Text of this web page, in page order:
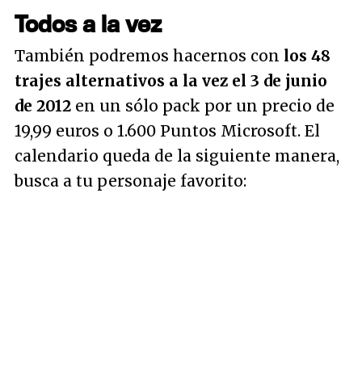
Todos a la vez
También podremos hacernos con los 48
trajes alternativos a la vez el 3 de junio
de 2012 en un sólo pack por un precio de
19,99 euros o 1.600 Puntos Microsoft. El
calendario queda de la siguiente manera,
busca a tu personaje favorito: